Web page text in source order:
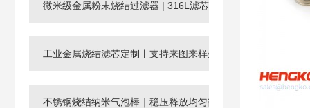
微米级金属粉末烧结过滤器 | 316L滤芯厂家，孔径0.003-
工业金属烧结滤芯定制丨支持来图来样生产微孔过滤元件
不锈钢烧结纳米气泡棒｜稳压释放均匀微纳米气泡